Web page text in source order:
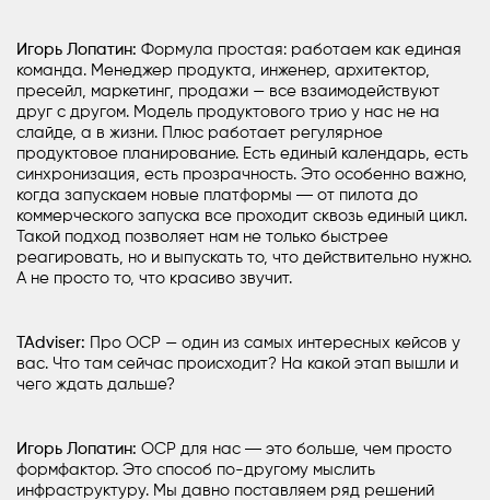
Игорь Лопатин: Формула простая: работаем как единая
команда. Менеджер продукта, инженер, архитектор,
пресейл, маркетинг, продажи — все взаимодействуют
друг с другом. Модель продуктового трио у нас не на
слайде, а в жизни. Плюс работает регулярное
продуктовое планирование. Есть единый календарь, есть
синхронизация, есть прозрачность. Это особенно важно,
когда запускаем новые платформы ― от пилота до
коммерческого запуска все проходит сквозь единый цикл.
Такой подход позволяет нам не только быстрее
реагировать, но и выпускать то, что действительно нужно.
А не просто то, что красиво звучит.
TAdviser:
Про OCP — один из самых интересных кейсов у
вас. Что там сейчас происходит? На какой этап вышли и
чего ждать дальше?
Игорь Лопатин: OCP для нас ― это больше, чем просто
формфактор. Это способ по-другому мыслить
инфраструктуру. Мы давно поставляем ряд решений